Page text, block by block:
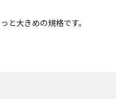
と大きめの規格です。